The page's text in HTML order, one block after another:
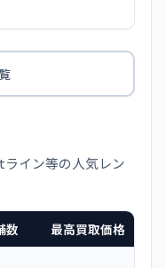
イン等の人気レン
数 最高買取価格